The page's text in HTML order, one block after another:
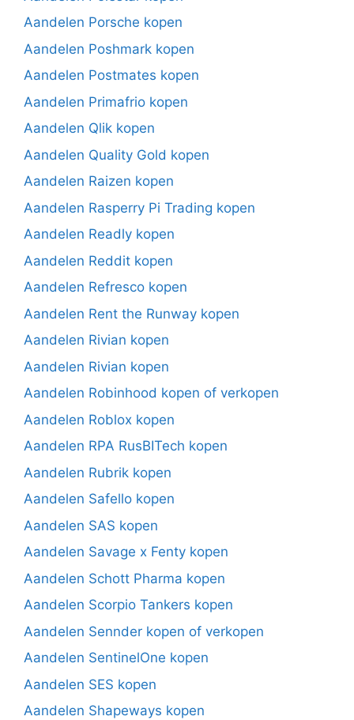
Aandelen Porsche kopen
Aandelen Poshmark kopen
Aandelen Postmates kopen
Aandelen Primafrio kopen
Aandelen Qlik kopen
Aandelen Quality Gold kopen
Aandelen Raizen kopen
Aandelen Rasperry Pi Trading kopen
Aandelen Readly kopen
Aandelen Reddit kopen
Aandelen Refresco kopen
Aandelen Rent the Runway kopen
Aandelen Rivian kopen
Aandelen Rivian kopen
Aandelen Robinhood kopen of verkopen
Aandelen Roblox kopen
Aandelen RPA RusBITech kopen
Aandelen Rubrik kopen
Aandelen Safello kopen
Aandelen SAS kopen
Aandelen Savage x Fenty kopen
Aandelen Schott Pharma kopen
Aandelen Scorpio Tankers kopen
Aandelen Sennder kopen of verkopen
Aandelen SentinelOne kopen
Aandelen SES kopen
Aandelen Shapeways kopen